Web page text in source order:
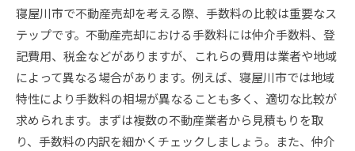
寝屋川市で不動産売却を考える際、手数料の比較は重要なス
テップです。不動産売却における手数料には仲介手数料、登
記費用、税金などがありますが、これらの費用は業者や地域
によって異なる場合があります。例えば、寝屋川市では地域
特性により手数料の相場が異なることも多く、適切な比較が
求められます。まずは複数の不動産業者から見積もりを取
り、手数料の内訳を細かくチェックしましょう。また、仲介